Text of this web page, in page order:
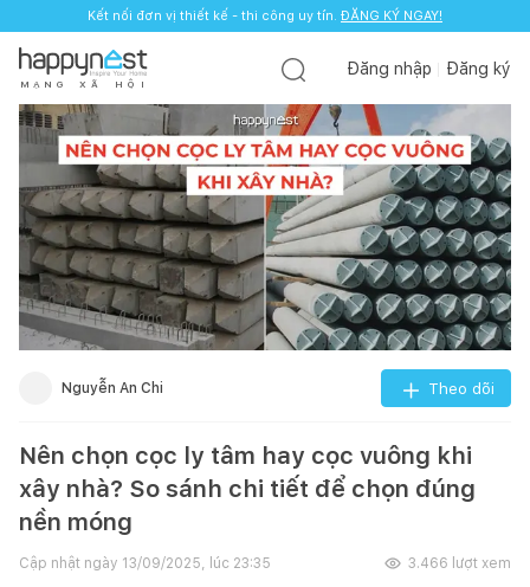
Kết nối đơn vị thiết kế - thi công uy tín. ĐĂNG KÝ NGAY!
M Ạ N G X Ã H Ộ I
Đăng nhập Đăng ký
Nguyễn An Chi Theo dõi
Nên chọn cọc ly tâm hay cọc vuông khi
xây nhà? So sánh chi tiết để chọn đúng
nền móng
Cập nhật ngày 13/09/2025, lúc 23:35 3.466 lượt xem